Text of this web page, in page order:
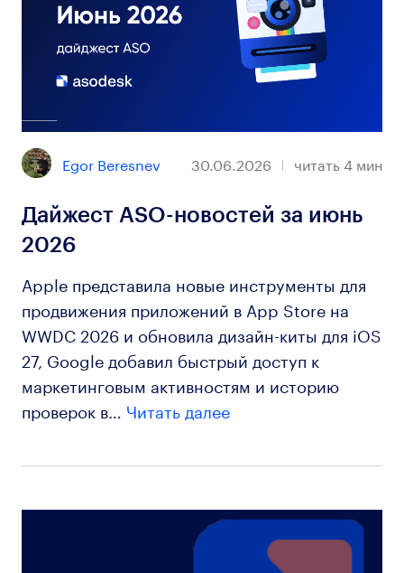
Egor Beresnev 30.06.2026 читать4 мин
Дайжест ASO-новостей за июнь
2026
Apple представила новые инструменты для
продвижения приложений в App Store на
WWDC 2026 и обновила дизайн-киты для iOS
27, Google добавил быстрый доступ к
маркетинговым активностям и историю
проверок в… Читать далее